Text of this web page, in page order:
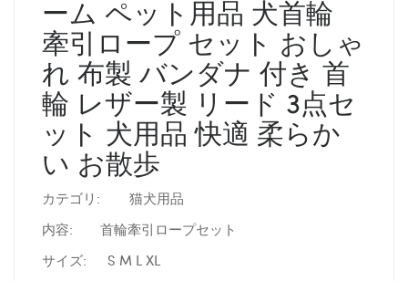
ーム ペット用品 犬首輪
牽引ロープ セット おしゃ
れ 布製 バンダナ 付き 首
輪 レザー製 リード 3点セ
ット 犬用品 快適 柔らか
い お散歩
カテゴリ:
猫犬用品
内容:
首輪牽引ロープセット
サイズ:
S M L XL